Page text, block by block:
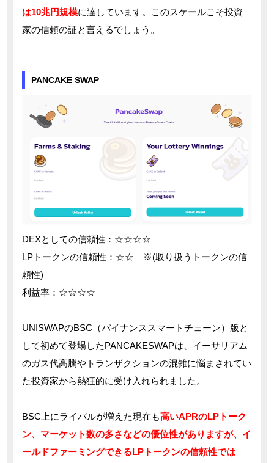
は10兆円規模に達しています。このスケールこそ投資
家の信頼の証と言えるでしょう。
PANCAKE SWAP
DEXとしての信頼性：☆☆☆☆
LPトークンの信頼性：☆☆ ※(取り扱うトークンの信
頼性)
利益率：☆☆☆☆
UNISWAPのBSC（バイナンススマートチェーン）版と
して初めて登場したPANCAKESWAPは、イーサリアム
のガス代高騰やトランザクションの混雑に悩まされてい
た投資家から熱狂的に受け入れられました。
BSC上にライバルが増えた現在も高いAPRのLPトーク
ン、マーケット数の多さなどの優位性がありますが、イ
ールドファーミングできるLPトークンの信頼性では